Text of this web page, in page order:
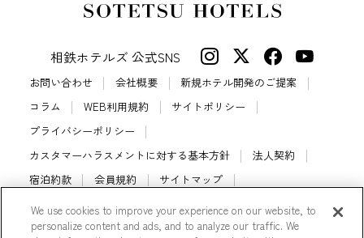
相鉄ホテルズ 公式SNS
お問い合わせ 会社概要
新規ホテル開発のご提案
コラム
WEB利用規約
サイトポリシー
プライバシーポリシー
カスタマーハラスメントに対する基本方針
法人契約
宿泊約款
会員規約
サイトマップ
相鉄ホテルズ パートナーホテル加盟募集のご案内
採用情報
Cookie Settings
We use cookies to improve your experience on our website, to
personalize content and ads, and to analyze our traffic. We